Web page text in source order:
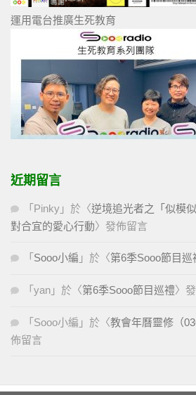
運用電台推廣生死教育
近期留言
「 Pinky 」於〈逆境追光者之「似模
對合宜的愛心行動〉發佈留言
「 Sooo小編 」於〈第6季Sooo節目巡
「 yan 」於〈第6季Sooo節目巡禮〉
「 Sooo小編 」於〈教會年曆靈修（
佈留言